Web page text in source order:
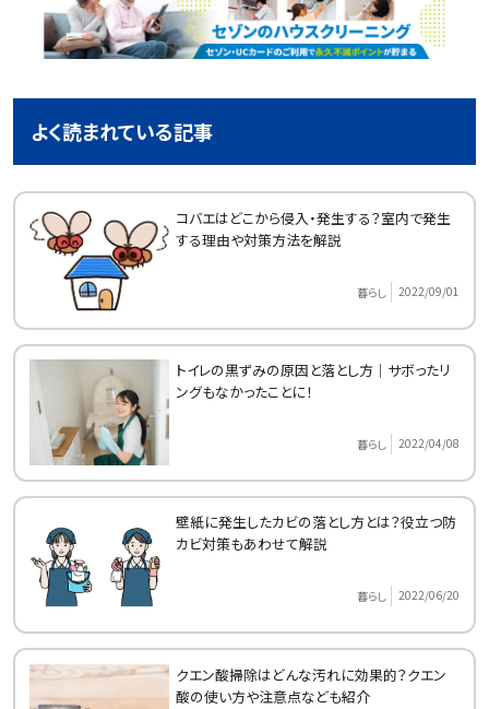
よく読まれている記事
コバエはどこから侵入・発生する？室内で発生
する理由や対策方法を解説
暮らし 2022/09/01
トイレの黒ずみの原因と落とし方｜サボったリ
ングもなかったことに！
暮らし 2022/04/08
壁紙に発生したカビの落とし方とは？役立つ防
カビ対策もあわせて解説
暮らし 2022/06/20
クエン酸掃除はどんな汚れに効果的？クエン
酸の使い方や注意点なども紹介